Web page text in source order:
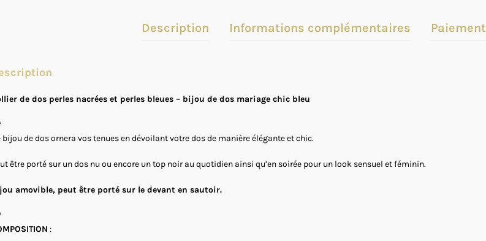
Description Informations complémentaires Paiement
de dos perles nacrées et perles bleues – bijou de dos mariage chic bleu
bijou de dos ornera vos tenues en dévoilant votre dos de manière élégante et chic.
être porté sur un dos nu ou encore un top noir au quotidien ainsi qu’en soirée pour un look sensuel et féminin.
amovible, peut être porté sur le devant en sautoir.
: